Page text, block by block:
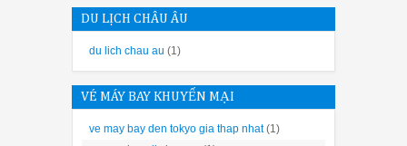
Cách sử dụng máy rửa bát một
loại cốc, tách, bát đĩa nhựa. Một số vật dụng làm bếp nhỏ
tô, đĩa lớn hay vừa, xoong nồi. Xếp các vật dụng nằm
DU LỊCH CHÂU ÂU
du lich chau au (1)
VÉ MÁY BAY KHUYẾN MẠI
ve may bay den tokyo gia thap nhat (1)